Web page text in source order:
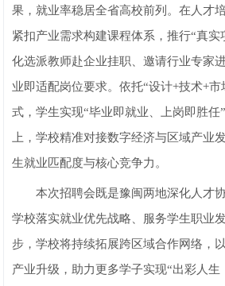
果，就业率稳居全省高校前列。在人才
紧扣产业需求构建课程体系，推行“真实
化选派教师赴企业挂职、邀请行业专家
业即适配岗位要求。依托“设计+技术+
式，学生实现“毕业即就业、上岗即胜任
上，学校精准对接数字经济与区域产业
生就业匹配度与核心竞争力。
本次招聘会既是豫闽两地深化人才协
学校落实就业优先战略、服务学生职业
步，学校将持续拓展跨区域合作网络，
产业升级，助力更多学子实现“出彩人生